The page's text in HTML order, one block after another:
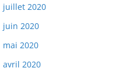
juillet 2020
juin 2020
mai 2020
avril 2020